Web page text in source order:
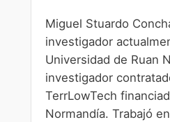
Miguel Stuardo
investigador
Universidad de Ruan
investigador
TerrLowTech
Normandía. Trabajó